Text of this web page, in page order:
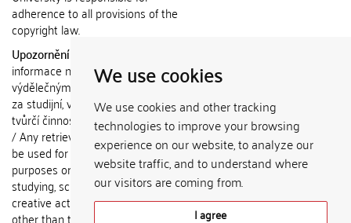
We use cookies
We use cookies and other tracking
technologies to improve your browsing
experience on our website, to analyze our
website traffic, and to understand where
our visitors are coming from.
I agree
adherence to all provisions of the
copyright law.
Upozornění / Notice:
informace nemohou být použity k
výdělečným účelům nebo vydávány
za studijní, vědeckou nebo jinou
tvůrčí činnost jiné osoby než autora.
/ Any retrieved information shall not
be used for any commercial
purposes or claimed as results of
studying, scientific or any other
creative activities of any person
other than the author.